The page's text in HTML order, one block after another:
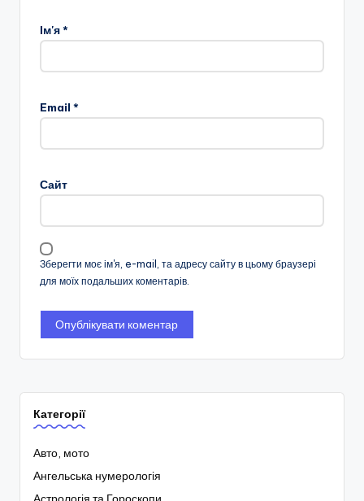
Ім'я*
Email *
Сайт
Зберегти моє ім'я, e-mail, та адресу сайту в цьому браузері
для моїх подальших коментарів.
Категорії
Авто, мото
Ангельська нумерологія